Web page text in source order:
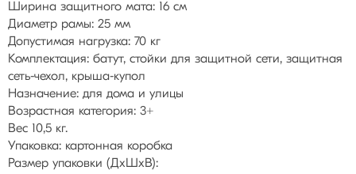
Ширина защитного мата: 16 см
Диаметр рамы: 25 мм
Допустимая нагрузка: 70 кг
Комплектация: батут, стойки для защитной сети, защитная
сеть-чехол, крыша-купол
Назначение: для дома и улицы
Возрастная категория: 3+
Вес 10,5 кг.
Упаковка: картонная коробка
Размер упаковки (ДхШхВ):